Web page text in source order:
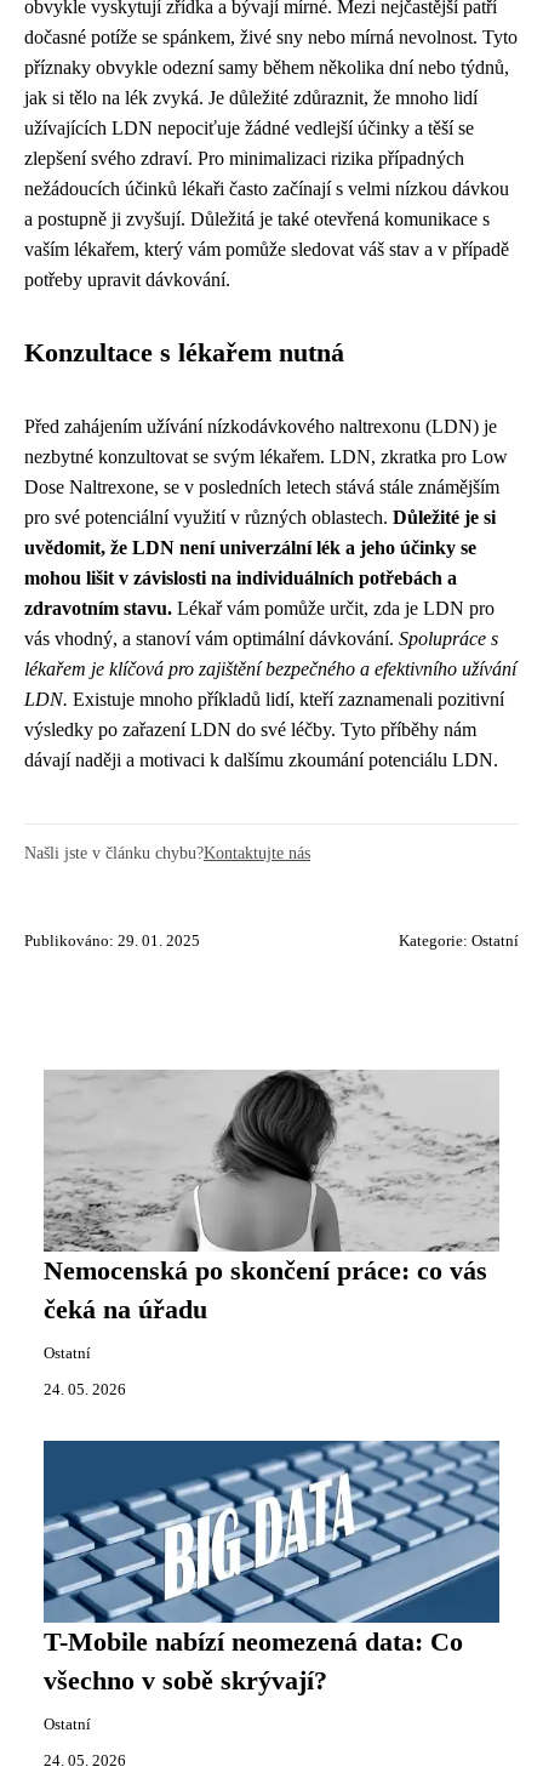
obvykle vyskytují zřídka a bývají mírné. Mezi nejčastější patří
dočasné potíže se spánkem, živé sny nebo mírná nevolnost. Tyto
příznaky obvykle odezní samy během několika dní nebo týdnů,
jak si tělo na lék zvyká. Je důležité zdůraznit, že mnoho lidí
užívajících LDN nepociťuje žádné vedlejší účinky a těší se
zlepšení svého zdraví. Pro minimalizaci rizika případných
nežádoucích účinků lékaři často začínají s velmi nízkou dávkou
a postupně ji zvyšují. Důležitá je také otevřená komunikace s
vaším lékařem, který vám pomůže sledovat váš stav a v případě
potřeby upravit dávkování.
Konzultace s lékařem nutná
Před zahájením užívání nízkodávkového naltrexonu (LDN) je
nezbytné konzultovat se svým lékařem. LDN, zkratka pro Low
Dose Naltrexone, se v posledních letech stává stále známějším
pro své potenciální využití v různých oblastech. Důležité je si
uvědomit, že LDN není univerzální lék a jeho účinky se
mohou lišit v závislosti na individuálních potřebách a
zdravotním stavu. Lékař vám pomůže určit, zda je LDN pro
vás vhodný, a stanoví vám optimální dávkování. Spolupráce s
lékařem je klíčová pro zajištění bezpečného a efektivního užívání
LDN. Existuje mnoho příkladů lidí, kteří zaznamenali pozitivní
výsledky po zařazení LDN do své léčby. Tyto příběhy nám
dávají naději a motivaci k dalšímu zkoumání potenciálu LDN.
Našli jste v článku chybu?Kontaktujte nás
Publikováno: 29. 01. 2025 Kategorie: Ostatní
Nemocenská po skončení práce: co vás
čeká na úřadu
Ostatní
24. 05. 2026
T-Mobile nabízí neomezená data: Co
všechno v sobě skrývají?
Ostatní
24. 05. 2026